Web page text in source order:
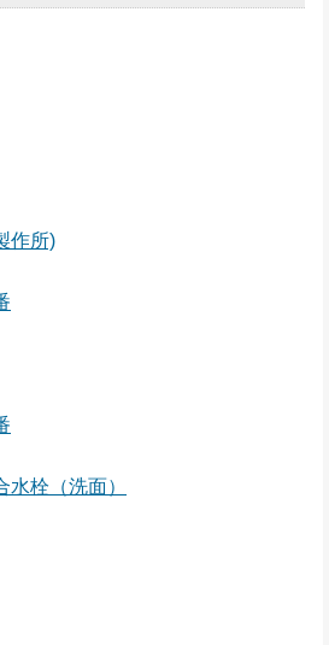
作所)
水栓（洗面）